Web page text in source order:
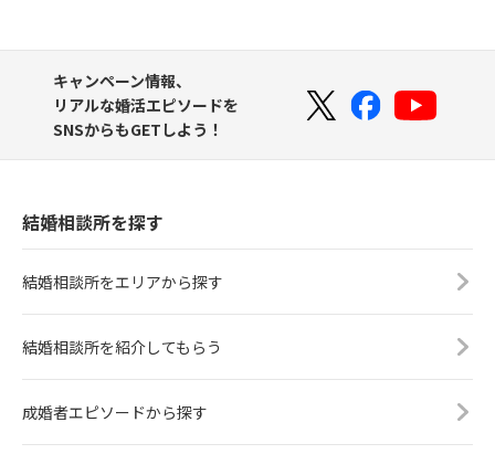
キャンペーン情報、
リアルな婚活エピソードを
SNSからもGETしよう！
結婚相談所を探す
結婚相談所をエリアから探す
結婚相談所を紹介してもらう
成婚者エピソードから探す